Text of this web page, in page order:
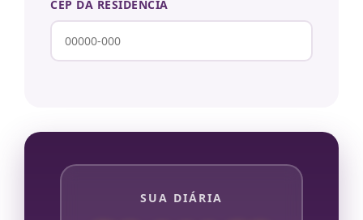
CEP DA RESIDÊNCIA
SUA DIÁRIA